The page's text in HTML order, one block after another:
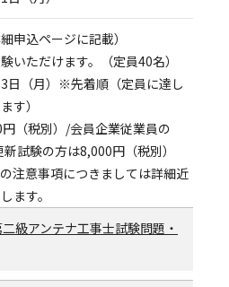
申込ページに記載）
いただけます。（定員40名）
日（月）※先着順（定員に達し
す）
（税別）/会員企業従業員の
試験の方は8,000円（税別）
注意事項につきましては詳細近
ます。
級アンテナ工事士試験問題・